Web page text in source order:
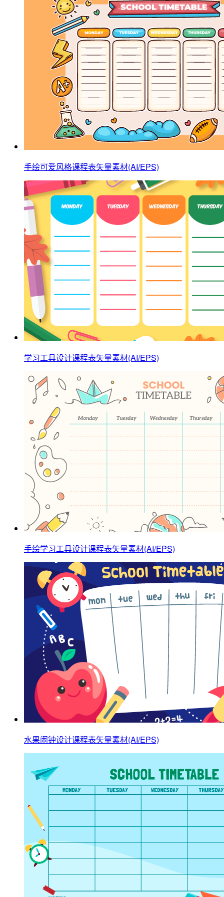
手绘可爱风格课程表矢量素材(AI/EPS)
学习工具设计课程表矢量素材(AI/EPS)
手绘学习工具设计课程表矢量素材(AI/EPS)
水果闹钟设计课程表矢量素材(AI/EPS)